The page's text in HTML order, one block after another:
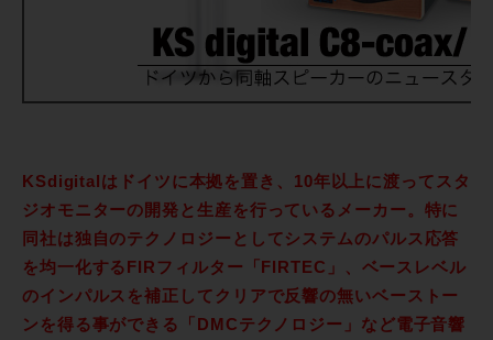
KSdigitalはドイツに本拠を置き、10年以上に渡ってスタ
ジオモニターの開発と生産を行っているメーカー。特に
同社は独自のテクノロジーとしてシステムのパルス応答
を均一化するFIRフィルター「FIRTEC」、ベースレベル
のインパルスを補正してクリアで反響の無いベーストー
ンを得る事ができる「DMCテクノロジー」など電子音響